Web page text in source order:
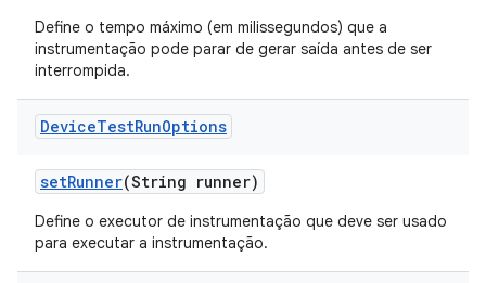
Define o tempo máximo (em milissegundos) que a
instrumentação pode parar de gerar saída antes de ser
interrompida.
DeviceTestRunOptions
setRunner(String runner)
Define o executor de instrumentação que deve ser usado
para executar a instrumentação.